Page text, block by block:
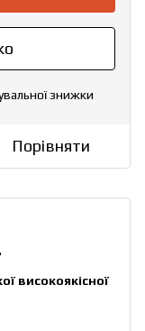
знижки
Порівняти
високоякісної